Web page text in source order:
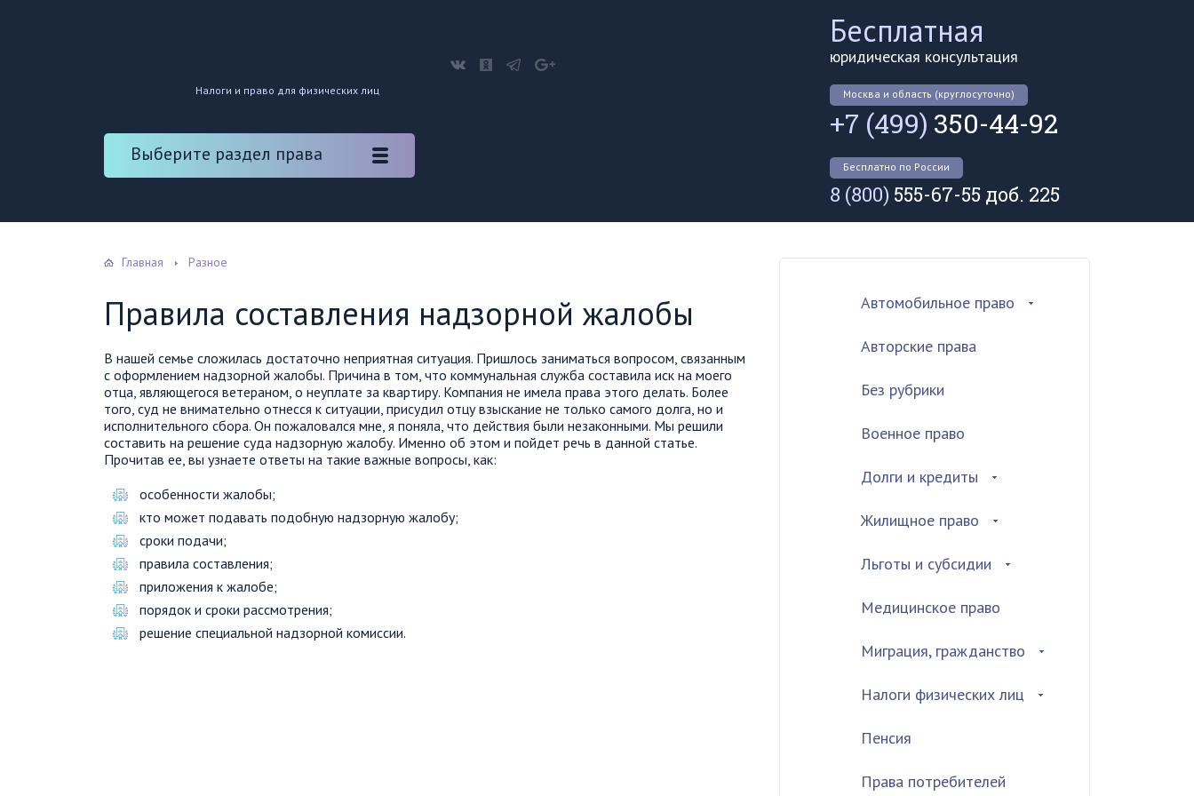
Налоги и право для физических лиц
Выберите раздел права
Бесплатная
юридическая консультация
Москва и область (круглосуточно)
+7 (499) 350-44-92
Бесплатно по России
8 (800) 555-67-55 доб. 225
Главная Разное
Правила составления надзорной жалобы
В нашей семье сложилась достаточно неприятная ситуация. Пришлось заниматься вопросом, связанным
с оформлением надзорной жалобы. Причина в том, что коммунальная служба составила иск на моего
отца, являющегося ветераном, о неуплате за квартиру. Компания не имела права этого делать. Более
того, суд не внимательно отнесся к ситуации, присудил отцу взыскание не только самого долга, но и
исполнительного сбора. Он пожаловался мне, я поняла, что действия были незаконными. Мы решили
составить на решение суда надзорную жалобу. Именно об этом и пойдет речь в данной статье.
Прочитав ее, вы узнаете ответы на такие важные вопросы, как:
особенности жалобы;
кто может подавать подобную надзорную жалобу;
сроки подачи;
правила составления;
приложения к жалобе;
порядок и сроки рассмотрения;
решение специальной надзорной комиссии.
Автомобильное право
Авторские права
Без рубрики
Военное право
Долги и кредиты
Жилищное право
Льготы и субсидии
Медицинское право
Миграция, гражданство
Налоги физических лиц
Пенсия
Права потребителей